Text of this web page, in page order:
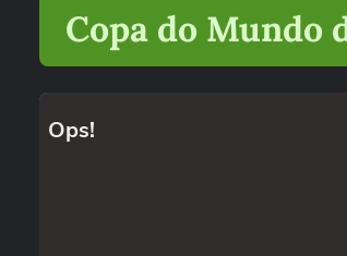
Copa do Mundo
Ops!